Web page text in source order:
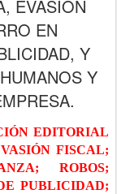
EVASIÓN
EN
Y
Y
EDITORIAL
FISCAL;
ROBOS;
PUBLICIDAD;